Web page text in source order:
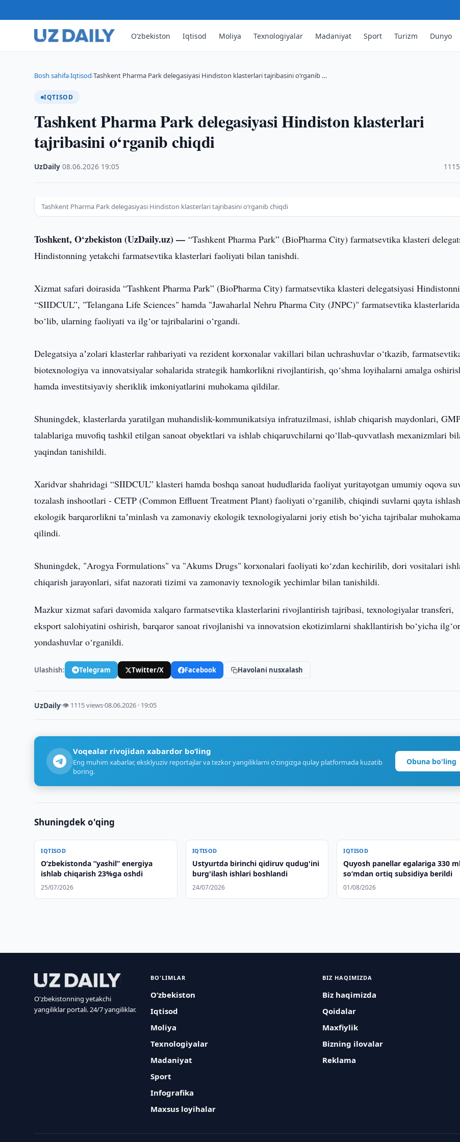
O‘zbekiston Iqtisod Moliya Texnologiyalar Madaniyat Sport Turizm Dunyo
Bosh sahifa›Iqtisod›Tashkent Pharma Park delegasiyasi Hindiston klasterlari tajribasini o‘rganib …
IQTISOD
Tashkent Pharma Park delegasiyasi Hindiston klasterlari
tajribasini o‘rganib chiqdi
UzDaily ·08.06.2026 19:05
Tashkent Pharma Park delegasiyasi Hindiston klasterlari tajribasini o‘rganib chiqdi
Toshkent, O‘zbekiston (UzDaily.uz) —“Tashkent Pharma Park” (BioPharma City) farmatsevtika klasteri
Hindistonning yetakchi farmatsevtika klasterlari faoliyati bilan tanishdi.
Xizmat safari doirasida “Tashkent Pharma Park” (BioPharma City) farmatsevtika klasteri delegatsiyasi
“SIIDCUL”, "Telangana Life Sciences" hamda "Jawaharlal Nehru Pharma City (JNPC)" farmatsevtika klasterlarida
bo‘lib, ularning faoliyati va ilg‘or tajribalarini o‘rgandi.
Delegatsiya aʼzolari klasterlar rahbariyati va rezident korxonalar vakillari bilan uchrashuvlar o‘tkazib,
biotexnologiya va innovatsiyalar sohalarida strategik hamkorlikni rivojlantirish, qo‘shma loyihalarni amalga
hamda investitsiyaviy sheriklik imkoniyatlarini muhokama qildilar.
Shuningdek, klasterlarda yaratilgan muhandislik-kommunikatsiya infratuzilmasi, ishlab chiqarish maydonlari,
talablariga muvofiq tashkil etilgan sanoat obyektlari va ishlab chiqaruvchilarni qo‘llab-quvvatlash mexanizmlari
yaqindan tanishildi.
Xaridvar shahridagi “SIIDCUL” klasteri hamda boshqa sanoat hududlarida faoliyat yuritayotgan umumiy oqova
tozalash inshootlari - CETP (Common Effluent Treatment Plant) faoliyati o‘rganilib, chiqindi suvlarni qayta
ekologik barqarorlikni taʼminlash va zamonaviy ekologik texnologiyalarni joriy etish bo‘yicha tajribalar muhokama
qilindi.
Shuningdek, "Arogya Formulations" va "Akums Drugs" korxonalari faoliyati ko‘zdan kechirilib, dori vositalari
chiqarish jarayonlari, sifat nazorati tizimi va zamonaviy texnologik yechimlar bilan tanishildi.
Mazkur xizmat safari davomida xalqaro farmatsevtika klasterlarini rivojlantirish tajribasi, texnologiyalar transferi,
eksport salohiyatini oshirish, barqaror sanoat rivojlanishi va innovatsion ekotizimlarni shakllantirish bo‘yicha ilg‘or
yondashuvlar o‘rganildi.
Ulashish: Telegram Twitter/X Facebook Havolani nusxalash
UzDaily·👁 1115 views·08.06.2026 · 19:05
Voqealar rivojidan xabardor bo‘ling
Eng muhim xabarlar, eksklyuziv reportajlar va tezkor yangiliklarni o‘zingizga qulay platformada kuzatib
boring.
Obuna bo'ling
Shuningdek o'qing
IQTISOD
O‘zbekistonda “yashil” energiya
ishlab chiqarish 23%ga oshdi
25/07/2026
IQTISOD
Ustyurtda birinchi qidiruv qudug'ini
burg'ilash ishlari boshlandi
24/07/2026
IQTISOD
Quyosh panellar egalariga 330
so‘mdan ortiq subsidiya berildi
01/08/2026
O'zbekistonning yetakchi
yangiliklar portali. 24/7 yangiliklar.
BO'LIMLAR
O‘zbekiston
Iqtisod
Moliya
Texnologiyalar
Madaniyat
Sport
Infografika
Maxsus loyihalar
BIZ HAQIMIZDA
Biz haqimizda
Qoidalar
Maxfiylik
Bizning ilovalar
Reklama